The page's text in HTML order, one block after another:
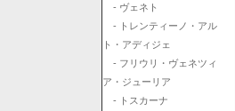
- ヴェネト
- トレンティーノ・アル
ト・アディジェ
- フリウリ・ヴェネツィ
ア・ジューリア
- トスカーナ